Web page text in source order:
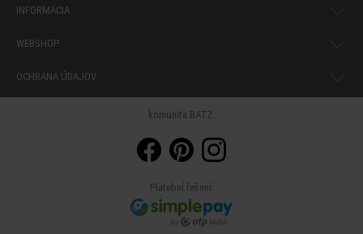
INFORMÁCIA
WEBSHOP
OCHRANA ÚDAJOV
komunita BATZ:
Platební řešení: